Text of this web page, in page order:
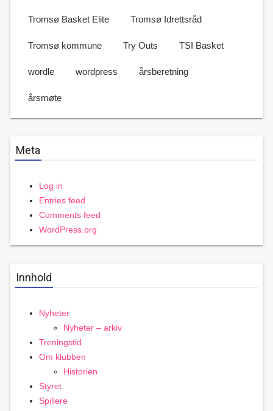
Tromsø Basket Elite Tromsø Idrettsråd
Tromsø kommune Try Outs TSI Basket
wordle wordpress årsberetning
årsmøte
Meta
Log in
Entries feed
Comments feed
WordPress.org
Innhold
Nyheter
Nyheter – arkiv
Treningstid
Om klubben
Historien
Styret
Spillere